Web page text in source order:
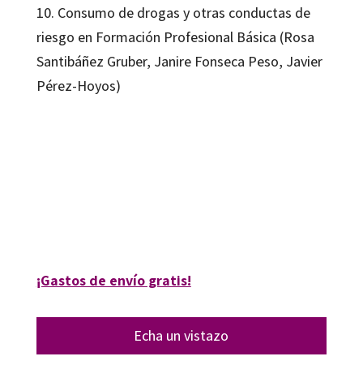
10. Consumo de drogas y otras conductas de
riesgo en Formación Profesional Básica (Rosa
Santibáñez Gruber, Janire Fonseca Peso, Javier
Pérez-Hoyos)
¡Gastos de envío gratis!
Echa un vistazo